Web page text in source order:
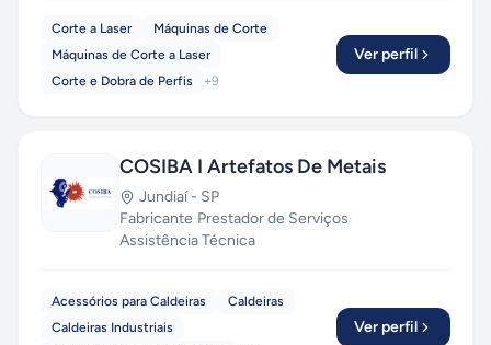
Corte a Laser
Máquinas de Corte
Máquinas de Corte a Laser
Corte e Dobra de Perfis
+9
Ver perfil
COSIBA I Artefatos De Metais
Jundiaí- SP
Fabricante·Prestador de Serviços·
Assistência Técnica
Acessórios para Caldeiras
Caldeiras
Caldeiras Industriais
Ver perfil